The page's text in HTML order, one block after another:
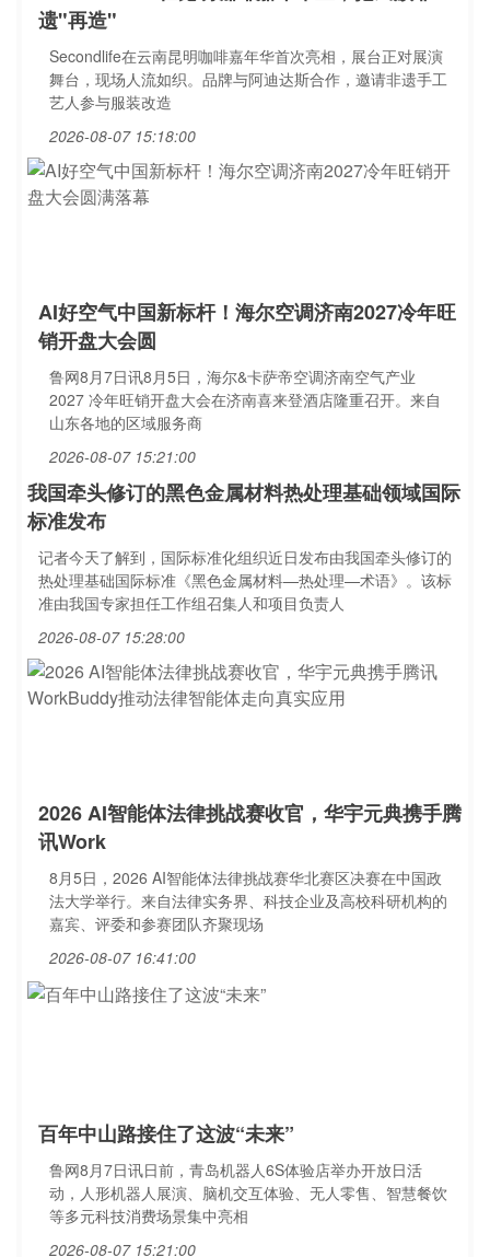
遗"再造"
Secondlife在云南昆明咖啡嘉年华首次亮相，展台正对展演
舞台，现场人流如织。品牌与阿迪达斯合作，邀请非遗手工
艺人参与服装改造
2026-08-07 15:18:00
AI好空气中国新标杆！海尔空调济南2027冷年旺
销开盘大会圆
鲁网8月7日讯8月5日，海尔&卡萨帝空调济南空气产业
2027 冷年旺销开盘大会在济南喜来登酒店隆重召开。来自
山东各地的区域服务商
2026-08-07 15:21:00
我国牵头修订的黑色金属材料热处理基础领域国际
标准发布
记者今天了解到，国际标准化组织近日发布由我国牵头修订的
热处理基础国际标准《黑色金属材料—热处理—术语》。该标
准由我国专家担任工作组召集人和项目负责人
2026-08-07 15:28:00
2026 AI智能体法律挑战赛收官，华宇元典携手腾
讯Work
8月5日，2026 AI智能体法律挑战赛华北赛区决赛在中国政
法大学举行。来自法律实务界、科技企业及高校科研机构的
嘉宾、评委和参赛团队齐聚现场
2026-08-07 16:41:00
百年中山路接住了这波“未来”
鲁网8月7日讯日前，青岛机器人6S体验店举办开放日活
动，人形机器人展演、脑机交互体验、无人零售、智慧餐饮
等多元科技消费场景集中亮相
2026-08-07 15:21:00